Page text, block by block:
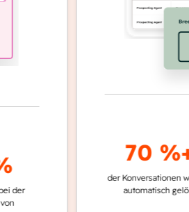
70 %+
der Konversationen werden
automatisch gelöst